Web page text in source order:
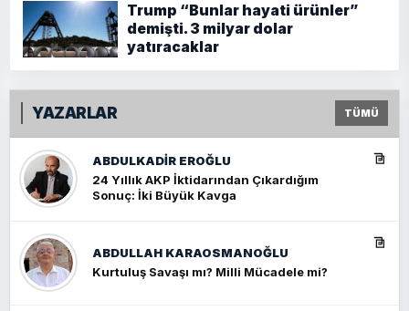
Trump “Bunlar hayati ürünler”
demişti. 3 milyar dolar
yatıracaklar
YAZARLAR TÜMÜ
ABDULKADIR EROĞLU
24 Yıllık AKP İktidarından Çıkardığım
Sonuç: İki Büyük Kavga
ABDULLAH KARAOSMANOĞLU
Kurtuluş Savaşı mı? Milli Mücadele mi?